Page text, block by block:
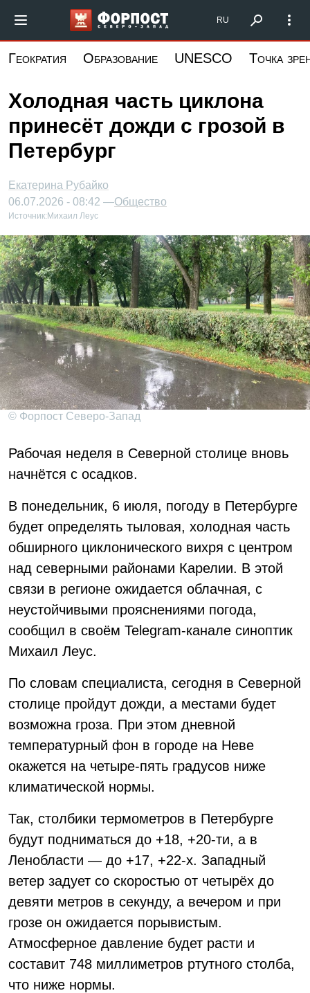
основному
Форпост Северо-Запад
RU
Геократия Образование UNESCO Точка
Холодная часть циклона
принесёт дожди с грозой в
Петербург
Екатерина Рубайко
06.07.2026 - 08:42 —Общество
Источник: Михаил Леус
© Форпост Северо-Запад
Рабочая неделя в Северной столице вновь
начнётся с осадков.
В понедельник, 6 июля, погоду в Петербурге
будет определять тыловая, холодная часть
обширного циклонического вихря с центром
над северными районами Карелии. В этой
связи в регионе ожидается облачная, с
неустойчивыми прояснениями погода,
сообщил в своём Telegram-канале синоптик
Михаил Леус.
По словам специалиста, сегодня в Северной
столице пройдут дожди, а местами будет
возможна гроза. При этом дневной
температурный фон в городе на Неве
окажется на четыре-пять градусов ниже
климатической нормы.
Так, столбики термометров в Петербурге
будут подниматься до +18, +20-ти, а в
Ленобласти — до +17, +22-х. Западный
ветер задует со скоростью от четырёх до
девяти метров в секунду, а вечером и при
грозе он ожидается порывистым.
Атмосферное давление будет расти и
составит 748 миллиметров ртутного столба,
что ниже нормы.